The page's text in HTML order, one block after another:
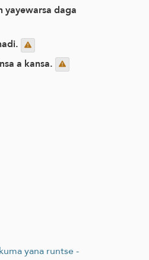
yayewarsa daga
a kansa.
yana runtse -